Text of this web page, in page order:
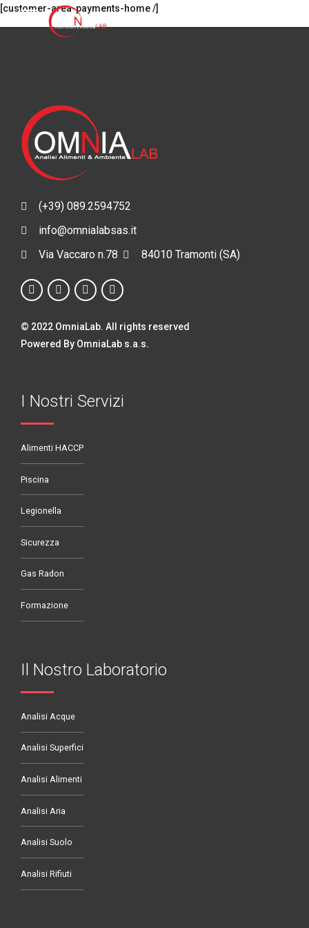
[customer-area-payments-home /]
(+39) 089.2594752
info@omnialabsas.it
Via Vaccaro n.78
84010 Tramonti (SA)
© 2022 OmniaLab. All rights reserved
Powered By OmniaLab s.a.s.
I Nostri Servizi
Alimenti HACCP
Piscina
Legionella
Sicurezza
Gas Radon
Formazione
Il Nostro Laboratorio
Analisi Acque
Analisi Superfici
Analisi Alimenti
Analisi Aria
Analisi Suolo
Analisi Rifiuti